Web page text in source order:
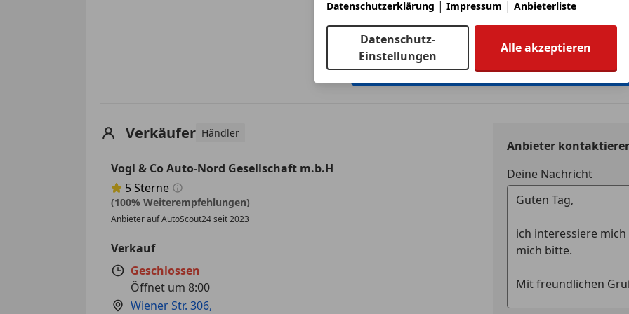
Auto einfach online versichern & Rabatt holen
Jetzt berechnen
Verkäufer Händler
Vogl & Co Auto-Nord Gesellschaft m.b.H
Sternebewertung 5 von 5
5Sterne
(100% Weiterempfehlungen)
Anbieter auf AutoScout24 seit 2023
Verkauf
Geschlossen
Öffnet um 8:00
Wiener Str. 306,
Anbieter
Deine Nachricht
Datenschutzerklärung | Impressum | Anbieterliste
Datenschutz-
Einstellungen
Alle akzeptieren